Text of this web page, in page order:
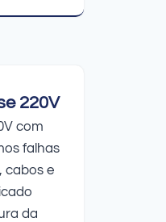
220V
com
falhas
cabos e
da